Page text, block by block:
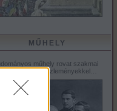
MŰHELY
műhely rovat szakmai
közleményekkel…